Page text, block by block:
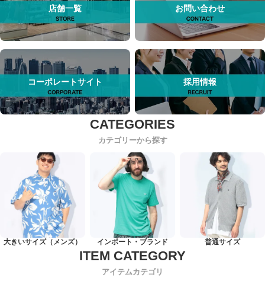
店舗一覧 お問い合わせ
コーポレートサイト 採用情報
カテゴリーから探す
大きいサイズ（メンズ） インポート・ブランド 普通サイズ
アイテムカテゴリ